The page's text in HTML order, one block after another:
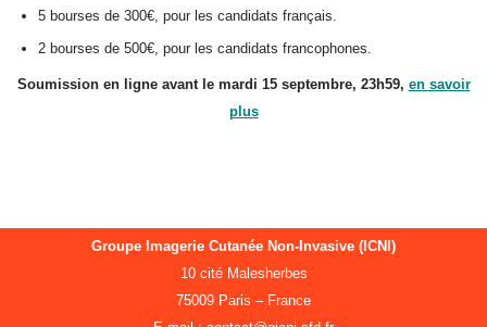
5 bourses de 300€, pour les candidats français.
2 bourses de 500€, pour les candidats francophones.
Soumission en ligne avant le mardi 15 septembre, 23h59, en savoir
plus
Groupe Imagerie Cutanée Non-Invasive (ICNI)
10 cité Malesherbes
75009 Paris – France